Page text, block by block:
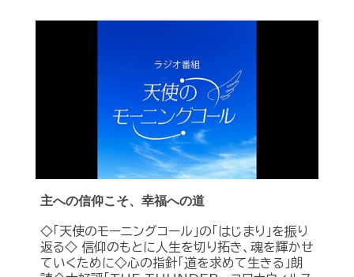
主への信仰こそ、幸福への道
◇「天使のモーニングコール」の「はじまり」を振り
返る◇ 信仰のもとに人生を切り拓き、魂を輝かせ
ていくために◇心の指針「道を求めて生きる」朗